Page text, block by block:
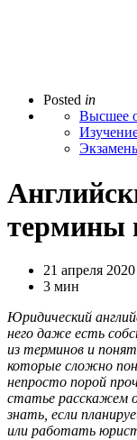
Posted in
Высшее
термины
21 апреля 2020
3 мин
Юридический
него даже есть
из терминов и
которые сложно
непросто порой
статье расскажем
знать, если
или работать